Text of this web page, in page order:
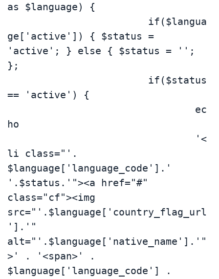
as $language) {
ge['active']) { $status =
'active'; } else { $status = '';
};
== 'active') {
ho
li class="'.
$language['language_code'].'
'.$status.'"><a href="#"
class="cf"><img
src="'.$language['country_flag_url
'].'"
alt="'.$language['native_name'].'"
>' . '<span>' .
$language['language_code'] .